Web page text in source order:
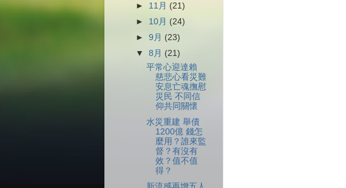
► 11月 (21)
► 10月 (24)
►9月 (23)
▼8月 (21)
平常心迎達賴
慈悲心看災難
安息亡魂撫慰
災民 不同信
仰共同關懷
水災重建 舉債
1200億 錢怎
麼用？誰來監
督？有沒有
效？值不值
得？